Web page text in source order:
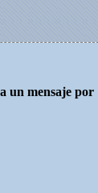
un mensaje por